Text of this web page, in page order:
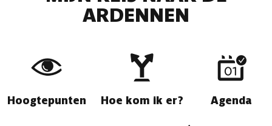
ARDENNEN
Hoogtepunten Hoe kom ik er? Agenda